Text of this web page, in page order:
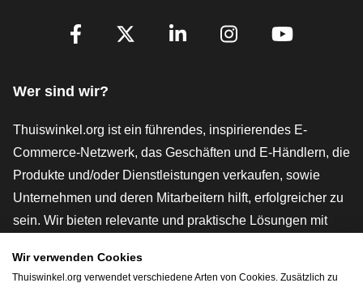
[_General:SocialMediaTitle]
Wer sind wir?
Thuiswinkel.org ist ein führendes, inspirierendes E-
Commerce-Netzwerk, das Geschäften und E-Händlern, die
Produkte und/oder Dienstleistungen verkaufen, sowie
Unternehmen und deren Mitarbeitern hilft, erfolgreicher zu
sein. Wir bieten relevante und praktische Lösungen mit
rechtlichen Instrumenten und Beratung,
Wir verwenden Cookies
Thuiswinkel.org verwendet verschiedene Arten von Cookies. Zusätzlich zu